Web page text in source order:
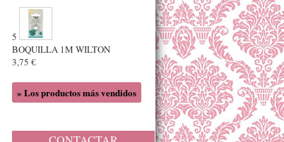
5
BOQUILLA 1M WILTON
3,75 €
» Los productos más vendidos